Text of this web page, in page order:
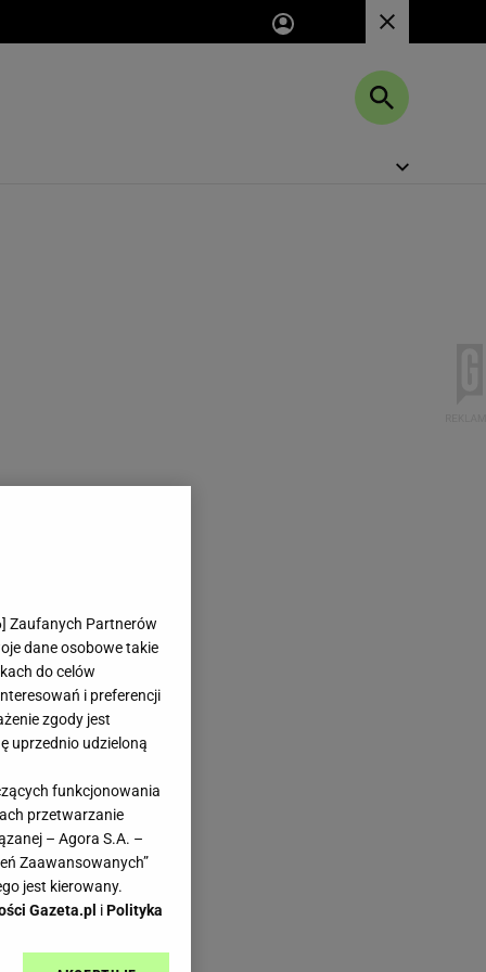
] Zaufanych Partnerów
dane osobowe takie
do celów
i preferencji
zgody jest
uprzednio udzieloną
funkcjonowania
przetwarzanie
– Agora S.A. –
Zaawansowanych”
jest kierowany.
Gazeta.pl iPolityka